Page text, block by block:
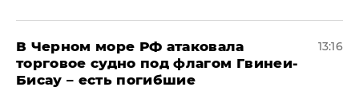
В Черном море РФ атаковала
торговое судно под флагом Гвинеи-
Бисау – есть погибшие
13:16